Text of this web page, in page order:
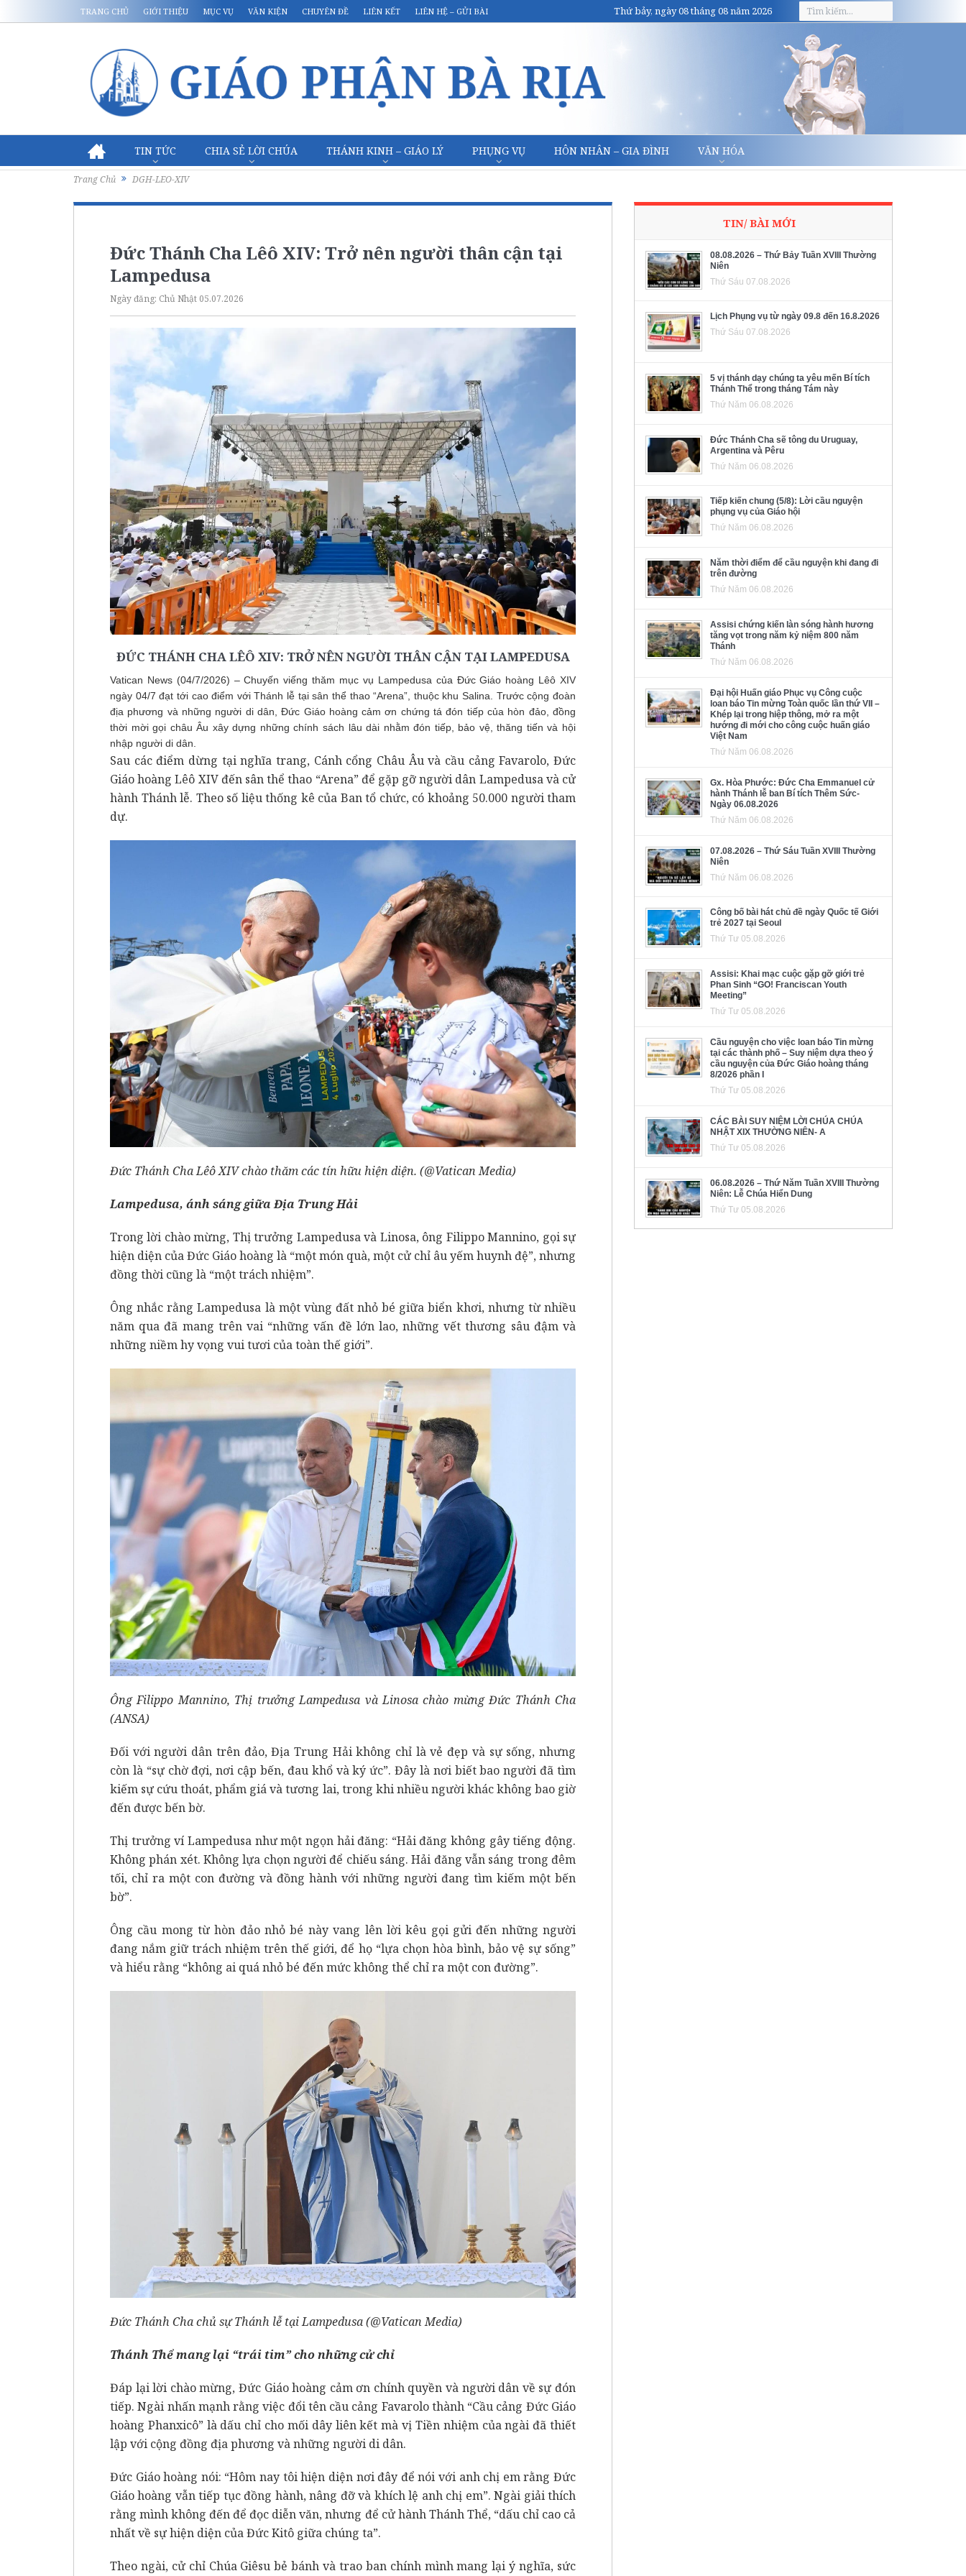
TRANG CHỦ GIỚI THIỆU MỤC VỤ VĂN KIỆN CHUYÊN ĐỀ LIÊN KẾT LIÊN HỆ – GỬI BÀI Thứ bảy, ngày 08 tháng 08 năm 2026
TIN TỨC CHIA SẺ LỜI CHÚA THÁNH KINH – GIÁO LÝ PHỤNG VỤ HÔN NHÂN – GIA ĐÌNH VĂN HÓA
Trang Chủ DGH-LEO-XIV
Đức Thánh Cha Lêô XIV: Trở nên người thân cận tại
Lampedusa
Ngày đăng: Chủ Nhật 05.07.2026
ĐỨC THÁNH CHA LÊÔ XIV: TRỞ NÊN NGƯỜI THÂN CẬN TẠI LAMPEDUSA
Vatican News (04/7/2026) – Chuyến viếng thăm mục vụ Lampedusa của Đức Giáo hoàng Lêô XIV
ngày 04/7 đạt tới cao điểm với Thánh lễ tại sân thể thao “Arena”, thuộc khu Salina. Trước cộng đoàn
địa phương và những người di dân, Đức Giáo hoàng cảm ơn chứng tá đón tiếp của hòn đảo, đồng
thời mời gọi châu Âu xây dựng những chính sách lâu dài nhằm đón tiếp, bảo vệ, thăng tiến và hội
nhập người di dân.
Sau các điểm dừng tại nghĩa trang, Cánh cổng Châu Âu và cầu cảng Favarolo, Đức
Giáo hoàng Lêô XIV đến sân thể thao “Arena” để gặp gỡ người dân Lampedusa và cử
hành Thánh lễ. Theo số liệu thống kê của Ban tổ chức, có khoảng 50.000 người tham
dự.
Đức Thánh Cha Lêô XIV chào thăm các tín hữu hiện diện. (@Vatican Media)
Lampedusa, ánh sáng giữa Địa Trung Hải
Trong lời chào mừng, Thị trưởng Lampedusa và Linosa, ông Filippo Mannino, gọi sự
hiện diện của Đức Giáo hoàng là “một món quà, một cử chỉ âu yếm huynh đệ”, nhưng
đồng thời cũng là “một trách nhiệm”.
Ông nhắc rằng Lampedusa là một vùng đất nhỏ bé giữa biển khơi, nhưng từ nhiều
năm qua đã mang trên vai “những vấn đề lớn lao, những vết thương sâu đậm và
những niềm hy vọng vui tươi của toàn thế giới”.
Ông Filippo Mannino, Thị trưởng Lampedusa và Linosa chào mừng Đức Thánh Cha
(ANSA)
Đối với người dân trên đảo, Địa Trung Hải không chỉ là vẻ đẹp và sự sống, nhưng
còn là “sự chờ đợi, nơi cập bến, đau khổ và ký ức”. Đây là nơi biết bao người đã tìm
kiếm sự cứu thoát, phẩm giá và tương lai, trong khi nhiều người khác không bao giờ
đến được bến bờ.
Thị trưởng ví Lampedusa như một ngọn hải đăng: “Hải đăng không gây tiếng động.
Không phán xét. Không lựa chọn người để chiếu sáng. Hải đăng vẫn sáng trong đêm
tối, chỉ ra một con đường và đồng hành với những người đang tìm kiếm một bến
bờ”.
Ông cầu mong từ hòn đảo nhỏ bé này vang lên lời kêu gọi gửi đến những người
đang nắm giữ trách nhiệm trên thế giới, để họ “lựa chọn hòa bình, bảo vệ sự sống”
và hiểu rằng “không ai quá nhỏ bé đến mức không thể chỉ ra một con đường”.
Đức Thánh Cha chủ sự Thánh lễ tại Lampedusa (@Vatican Media)
Thánh Thể mang lại “trái tim” cho những cử chỉ
Đáp lại lời chào mừng, Đức Giáo hoàng cảm ơn chính quyền và người dân về sự đón
tiếp. Ngài nhấn mạnh rằng việc đổi tên cầu cảng Favarolo thành “Cầu cảng Đức Giáo
hoàng Phanxicô” là dấu chỉ cho mối dây liên kết mà vị Tiền nhiệm của ngài đã thiết
lập với cộng đồng địa phương và những người di dân.
Đức Giáo hoàng nói: “Hôm nay tôi hiện diện nơi đây để nói với anh chị em rằng Đức
Giáo hoàng vẫn tiếp tục đồng hành, nâng đỡ và khích lệ anh chị em”. Ngài giải thích
rằng mình không đến để đọc diễn văn, nhưng để cử hành Thánh Thể, “dấu chỉ cao cả
nhất về sự hiện diện của Đức Kitô giữa chúng ta”.
Theo ngài, cử chỉ Chúa Giêsu bẻ bánh và trao ban chính mình mang lại ý nghĩa, sức
TIN/ BÀI MỚI
08.08.2026 – Thứ Bảy Tuần XVIII Thường
Niên
Thứ Sáu 07.08.2026
Lịch Phụng vụ từ ngày 09.8 đến 16.8.2026
Thứ Sáu 07.08.2026
5 vị thánh dạy chúng ta yêu mến Bí tích
Thánh Thể trong tháng Tám này
Thứ Năm 06.08.2026
Đức Thánh Cha sẽ tông du Uruguay,
Argentina và Pêru
Thứ Năm 06.08.2026
Tiếp kiến chung (5/8): Lời cầu nguyện
phụng vụ của Giáo hội
Thứ Năm 06.08.2026
Năm thời điểm để cầu nguyện khi đang đi
trên đường
Thứ Năm 06.08.2026
Assisi chứng kiến làn sóng hành hương
tăng vọt trong năm kỷ niệm 800 năm
Thánh
Thứ Năm 06.08.2026
Đại hội Huấn giáo Phục vụ Công cuộc
loan báo Tin mừng Toàn quốc lần thứ VII –
Khép lại trong hiệp thông, mở ra một
hướng đi mới cho công cuộc huấn giáo
Việt Nam
Thứ Năm 06.08.2026
Gx. Hòa Phước: Đức Cha Emmanuel cử
hành Thánh lễ ban Bí tích Thêm Sức-
Ngày 06.08.2026
Thứ Năm 06.08.2026
07.08.2026 – Thứ Sáu Tuần XVIII Thường
Niên
Thứ Năm 06.08.2026
Công bố bài hát chủ đề ngày Quốc tế Giới
trẻ 2027 tại Seoul
Thứ Tư 05.08.2026
Assisi: Khai mạc cuộc gặp gỡ giới trẻ
Phan Sinh “GO! Franciscan Youth
Meeting”
Thứ Tư 05.08.2026
Cầu nguyện cho việc loan báo Tin mừng
tại các thành phố – Suy niệm dựa theo ý
cầu nguyện của Đức Giáo hoàng tháng
8/2026 phần I
Thứ Tư 05.08.2026
CÁC BÀI SUY NIỆM LỜI CHÚA CHÚA
NHẬT XIX THƯỜNG NIÊN- A
Thứ Tư 05.08.2026
06.08.2026 – Thứ Năm Tuần XVIII Thường
Niên: Lễ Chúa Hiển Dung
Thứ Tư 05.08.2026